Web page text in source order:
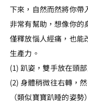
下來，自然而然將你帶
非常有幫助，想像你的
僅釋放惱人經痛，也能
生產力。
(1) 趴姿，雙手放在頭
(2) 身體稍微往右轉，
（類似寶寶趴睡的姿勢